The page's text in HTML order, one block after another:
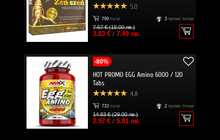
5.0
799 пъти 3 промо точки
7.67 € (15.00 лв.)
3.83 €/ 7.49 лв.
-80%
HOT PROMO EGG Amino 6000 / 120
Tabs
4.8
732 пъти 2 промо точки
14.83 € (29.00 лв.)
2.97 €/ 5.81 лв.